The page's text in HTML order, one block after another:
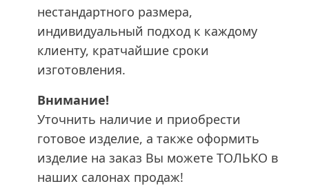
нестандартного размера,
индивидуальный подход к каждому
клиенту, кратчайшие сроки
изготовления.
Внимание!
Уточнить наличие и приобрести
готовое изделие, а также оформить
изделие на заказ Вы можете ТОЛЬКО в
наших салонах продаж!